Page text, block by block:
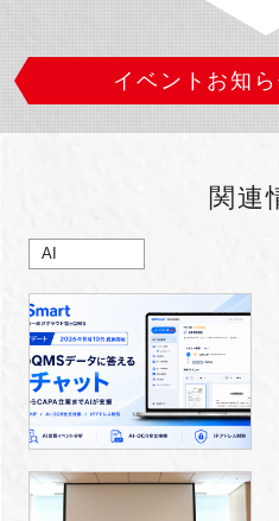
イベントお知
関連
AI